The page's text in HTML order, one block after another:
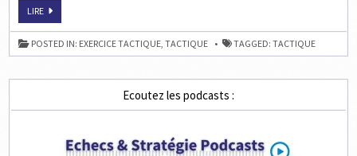
4
COUPS
LIRETROUVEZ
ÉCHECS
ET
MAT
EN
3
POSTED IN: EXERCICE TACTIQUE ,TACTIQUE TAGGED:TACTIQUE
Ecoutez les podcasts :